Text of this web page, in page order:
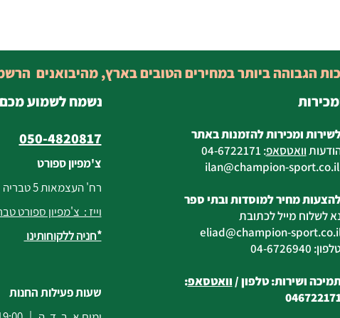
נשמח לשמוע מכם
050-4820817
צ'מפיון ספורט
רח' העצמאות 5 טבריה
וייז : צ'מפיון ספורט
*חניה ללקוחותינו
שעות פעילות החנות
ומכירות להזמנות באתר
וואטסאפ:
04-6722171
ilan
@champion-sport.co.il
מחיר למוסדות ובתי ספר
לשלוח מייל לכתובת
eliad@champion-
טלפון: 04-6726940
ושירות: טלפון /וואטסאפ:
הגבוהה ביותר במחירים הטובים בארץ, מהיבואנים